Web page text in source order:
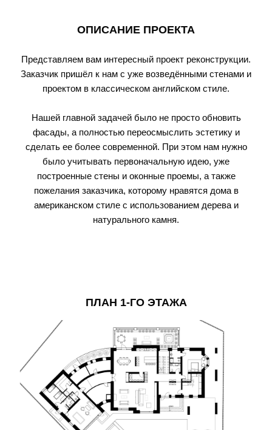
ОПИСАНИЕ ПРОЕКТА
Представляем вам интересный проект реконструкции.
Заказчик пришёл к нам с уже возведёнными стенами и
проектом в классическом английском стиле.
Нашей главной задачей было не просто обновить
фасады, а полностью переосмыслить эстетику и
сделать ее более современной. При этом нам нужно
было учитывать первоначальную идею, уже
построенные стены и оконные проемы, а также
пожелания заказчика, которому нравятся дома в
американском стиле с использованием дерева и
натурального камня.
ПЛАН 1-ГО ЭТАЖА